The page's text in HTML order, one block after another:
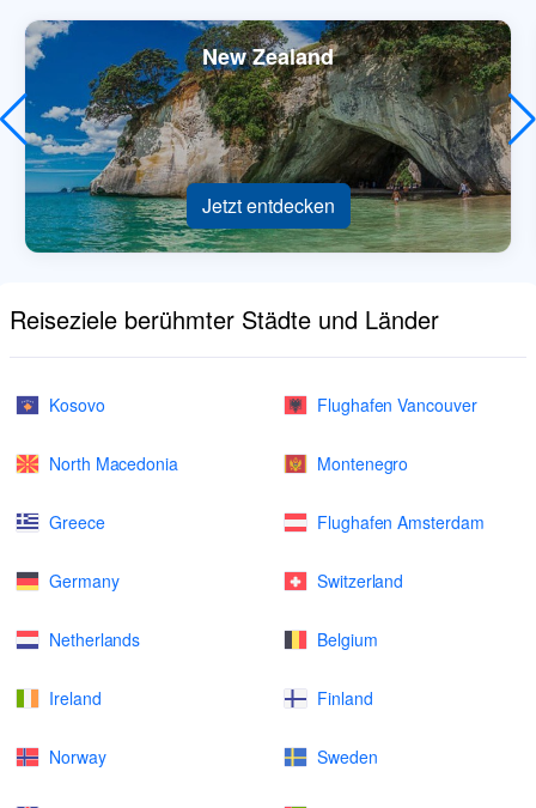
New Zealand
Jetzt entdecken
Reiseziele berühmter Städte und Länder
Kosovo Flughafen Vancouver
North Macedonia Montenegro
Greece Flughafen Amsterdam
Germany Switzerland
Netherlands Belgium
Ireland Finland
Norway Sweden